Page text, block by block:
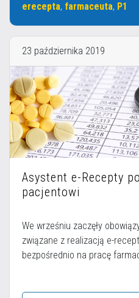
erecepta, farmaceuta, P1
23 października 2019
Asystent e-Recepty
pacjentowi
We wrześniu zaczęły
związane z realizacją e-
bezpośrednio na pracę